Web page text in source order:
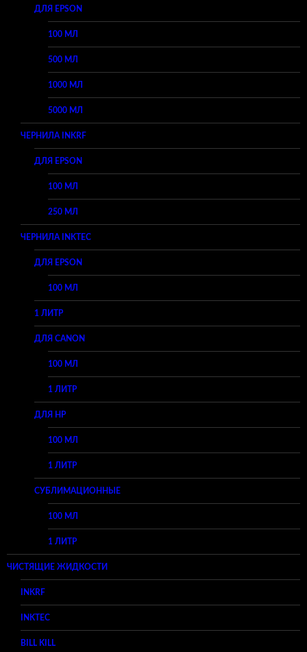
ДЛЯ EPSON
100 МЛ
500 МЛ
1000 МЛ
5000 МЛ
ЧЕРНИЛА INKRF
ДЛЯ EPSON
100 МЛ
250 МЛ
ЧЕРНИЛА INKTEC
ДЛЯ EPSON
100 МЛ
1 ЛИТР
ДЛЯ CANON
100 МЛ
1 ЛИТР
ДЛЯ HP
100 МЛ
1 ЛИТР
СУБЛИМАЦИОННЫЕ
100 МЛ
1 ЛИТР
ЧИСТЯЩИЕ ЖИДКОСТИ
INKRF
INKTEC
BILL KILL